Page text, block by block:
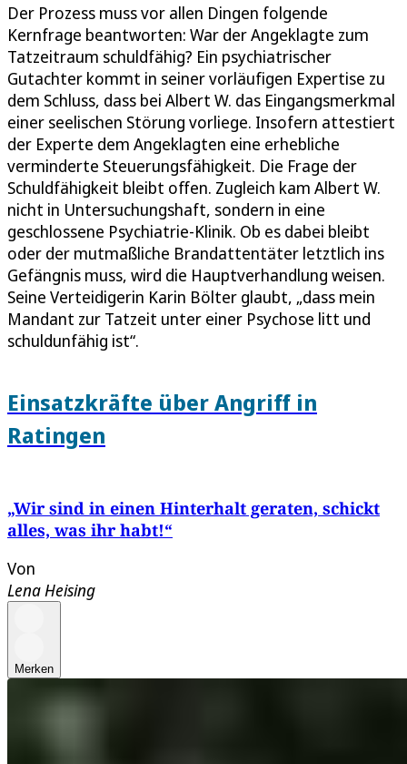
Der Prozess muss vor allen Dingen folgende
Kernfrage beantworten: War der Angeklagte zum
Tatzeitraum schuldfähig? Ein psychiatrischer
Gutachter kommt in seiner vorläufigen Expertise zu
dem Schluss, dass bei Albert W. das Eingangsmerkmal
einer seelischen Störung vorliege. Insofern attestiert
der Experte dem Angeklagten eine erhebliche
verminderte Steuerungsfähigkeit. Die Frage der
Schuldfähigkeit bleibt offen. Zugleich kam Albert W.
nicht in Untersuchungshaft, sondern in eine
geschlossene Psychiatrie-Klinik. Ob es dabei bleibt
oder der mutmaßliche Brandattentäter letztlich ins
Gefängnis muss, wird die Hauptverhandlung weisen.
Seine Verteidigerin Karin Bölter glaubt, „dass mein
Mandant zur Tatzeit unter einer Psychose litt und
schuldunfähig ist“.
Einsatzkräfte über Angriff in
Ratingen
„Wir sind in einen Hinterhalt geraten, schickt
alles, was ihr habt!“
Von
Lena Heising
Merken